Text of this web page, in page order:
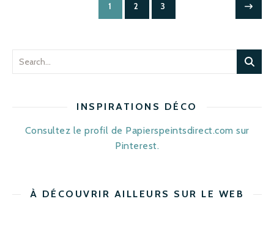
1 2 3
INSPIRATIONS DÉCO
Consultez le profil de Papierspeintsdirect.com sur
Pinterest.
À DÉCOUVRIR AILLEURS SUR LE WEB